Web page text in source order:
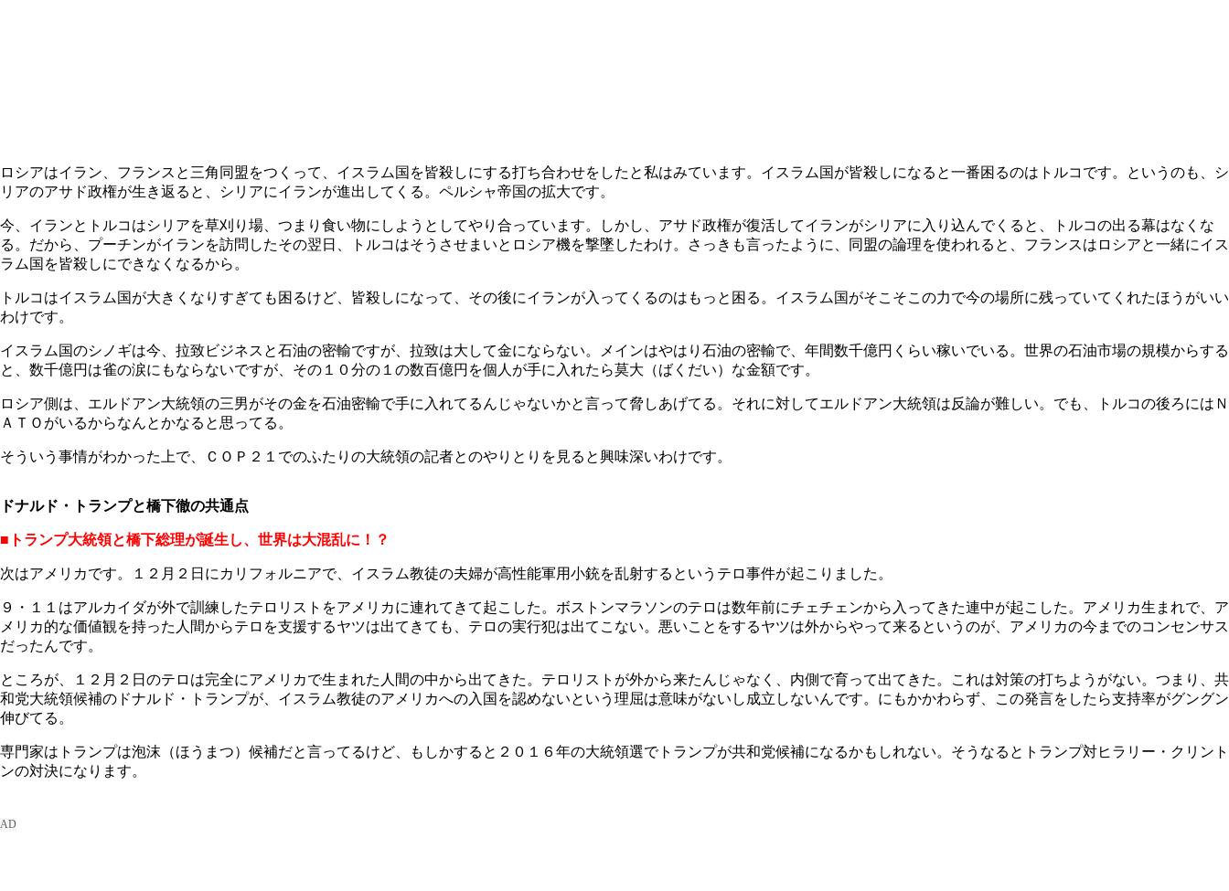
ロシアはイラン、フランスと三角同盟をつくって、イスラム国を皆殺しにする打ち合わせをしたと私はみています。イスラム国が皆殺しになると一番困るのはトルコです。というのも、シ
リアのアサド政権が生き返ると、シリアにイランが進出してくる。ペルシャ帝国の拡大です。
今、イランとトルコはシリアを草刈り場、つまり食い物にしようとしてやり合っています。しかし、アサド政権が復活してイランがシリアに入り込んでくると、トルコの出る幕はなくな
る。だから、プーチンがイランを訪問したその翌日、トルコはそうさせまいとロシア機を撃墜したわけ。さっきも言ったように、同盟の論理を使われると、フランスはロシアと一緒にイス
ラム国を皆殺しにできなくなるから。
トルコはイスラム国が大きくなりすぎても困るけど、皆殺しになって、その後にイランが入ってくるのはもっと困る。イスラム国がそこそこの力で今の場所に残っていてくれたほうがいい
わけです。
イスラム国のシノギは今、拉致ビジネスと石油の密輸ですが、拉致は大して金にならない。メインはやはり石油の密輸で、年間数千億円くらい稼いでいる。世界の石油市場の規模からする
と、数千億円は雀の涙にもならないですが、その１０分の１の数百億円を個人が手に入れたら莫大（ばくだい）な金額です。
ロシア側は、エルドアン大統領の三男がその金を石油密輸で手に入れてるんじゃないかと言って脅しあげてる。それに対してエルドアン大統領は反論が難しい。でも、トルコの後ろにはＮ
ＡＴＯがいるからなんとかなると思ってる。
そういう事情がわかった上で、ＣＯＰ２１でのふたりの大統領の記者とのやりとりを見ると興味深いわけです。
ドナルド・トランプと橋下徹の共通点
■トランプ大統領と橋下総理が誕生し、世界は大混乱に！？
次はアメリカです。１２月２日にカリフォルニアで、イスラム教徒の夫婦が高性能軍用小銃を乱射するというテロ事件が起こりました。
９・１１はアルカイダが外で訓練したテロリストをアメリカに連れてきて起こした。ボストンマラソンのテロは数年前にチェチェンから入ってきた連中が起こした。アメリカ生まれで、ア
メリカ的な価値観を持った人間からテロを支援するヤツは出てきても、テロの実行犯は出てこない。悪いことをするヤツは外からやって来るというのが、アメリカの今までのコンセンサス
だったんです。
ところが、１２月２日のテロは完全にアメリカで生まれた人間の中から出てきた。テロリストが外から来たんじゃなく、内側で育って出てきた。これは対策の打ちようがない。つまり、共
和党大統領候補のドナルド・トランプが、イスラム教徒のアメリカへの入国を認めないという理屈は意味がないし成立しないんです。にもかかわらず、この発言をしたら支持率がグングン
伸びてる。
専門家はトランプは泡沫（ほうまつ）候補だと言ってるけど、もしかすると２０１６年の大統領選でトランプが共和党候補になるかもしれない。そうなるとトランプ対ヒラリー・クリント
ンの対決になります。